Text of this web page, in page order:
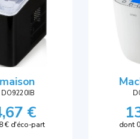
DO9220IB
€
€ d'éco-part dont